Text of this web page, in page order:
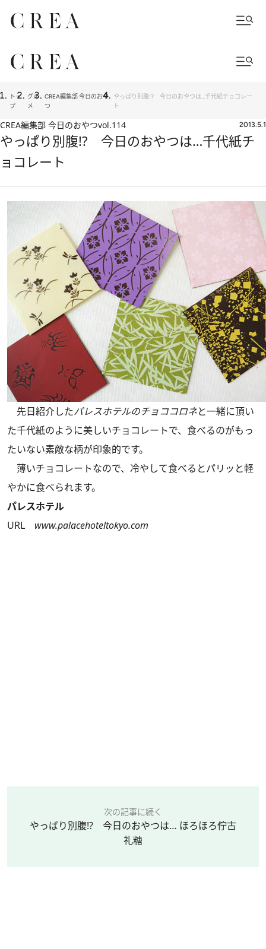
トッ
プ
グル
メ
CREA編集部 今日のおや
つ
やっぱり別腹!? 今日のおやつは…千代紙チョコレー
ト
CREA編集部 今日のおやつvol.114 2013.5.1
やっぱり別腹!? 今日のおやつは…千代紙チ
ョコレート
先日紹介したパレスホテルのチョココロネと一緒に頂い
た千代紙のように美しいチョコレートで、食べるのがもっ
たいない素敵な柄が印象的です。
薄いチョコレートなので、冷やして食べるとパリッと軽
やかに食べられます。
パレスホテル
URL www.palacehoteltokyo.com
次の記事に続く
やっぱり別腹!? 今日のおやつは… ほろほろ佇古
礼糖